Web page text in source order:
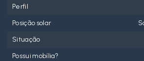
Perfil
Posição solar
Situação
Possui mobília?